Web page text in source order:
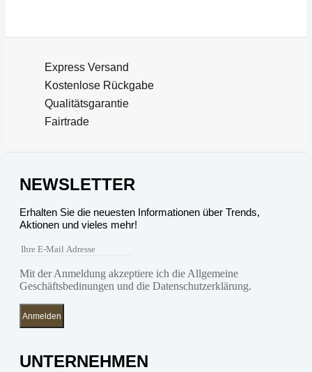
Express Versand
Kostenlose Rückgabe
Qualitätsgarantie
Fairtrade
NEWSLETTER
Erhalten Sie die neuesten Informationen über Trends,
Aktionen und vieles mehr!
Mit der Anmeldung akzeptiere ich die Allgemeine
Geschäftsbedinungen und die Datenschutzerklärung.
Anmelden
UNTERNEHMEN